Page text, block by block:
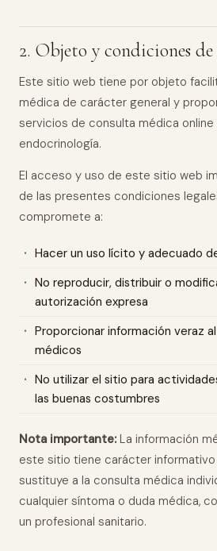
2. Objeto y condiciones de
Este sitio web tiene por objeto
médica de carácter general y
servicios de consulta médica
endocrinología.
El acceso y uso de este sitio web
de las presentes condiciones
compromete a:
Hacer un uso lícito y adecuado
No reproducir, distribuir o
autorización expresa
Proporcionar información veraz
médicos
No utilizar el sitio para
las buenas costumbres
Nota importante: La información
este sitio tiene carácter informativo
sustituye a la consulta médica
cualquier síntoma o duda médica,
un profesional sanitario.